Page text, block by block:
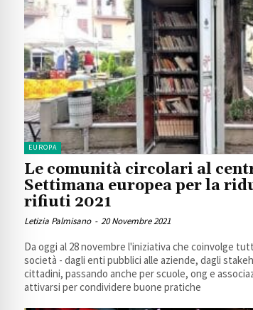
EUROPA
Le comunità circolari al
Settimana europea per la
rifiuti 2021
Letizia Palmisano - 20 Novembre 2021
Da oggi al 28 novembre l'iniziativa che coinvolge
società - dagli enti pubblici alle aziende, dagli
cittadini, passando anche per scuole, ong e
attivarsi per condividere buone pratiche